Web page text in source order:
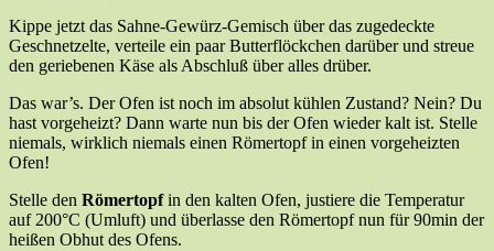
Kippe jetzt das Sahne-Gewürz-Gemisch über das zugedeckte
Geschnetzelte, verteile ein paar Butterflöckchen darüber und streue
den geriebenen Käse als Abschluß über alles drüber.
Das war’s. Der Ofen ist noch im absolut kühlen Zustand? Nein? Du
hast vorgeheizt? Dann warte nun bis der Ofen wieder kalt ist. Stelle
niemals, wirklich niemals einen Römertopf in einen vorgeheizten
Ofen!
Stelle den Römertopfin den kalten Ofen, justiere die Temperatur
auf 200°C (Umluft) und überlasse den Römertopf nun für 90min der
heißen Obhut des Ofens.